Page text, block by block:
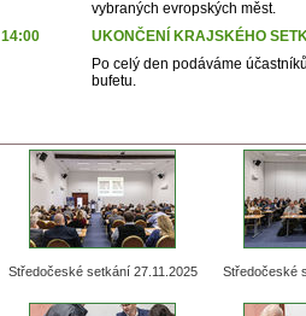
vybraných evropských měst.
14:00
UKONČENÍ KRAJSKÉHO
Po celý den podáváme
bufetu.
Středočeské setkání 27.11.2025 Středočeské